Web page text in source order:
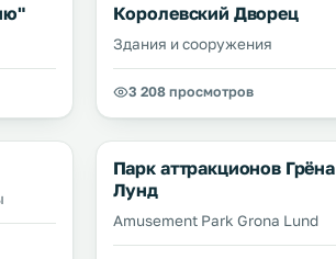
Королевский Дворец
Здания и сооружения
3 208 просмотров
Парк аттракционов Грёна
Лунд
Amusement Park Grona Lund